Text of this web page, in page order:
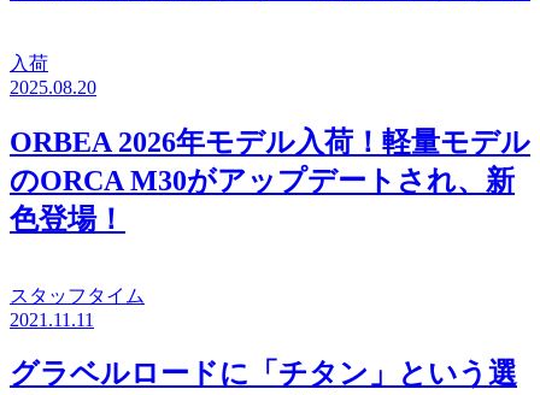
入荷
2025.08.20
ORBEA 2026年モデル入荷！軽量モデル
のORCA M30がアップデートされ、新
色登場！
スタッフタイム
2021.11.11
グラベルロードに「チタン」という選